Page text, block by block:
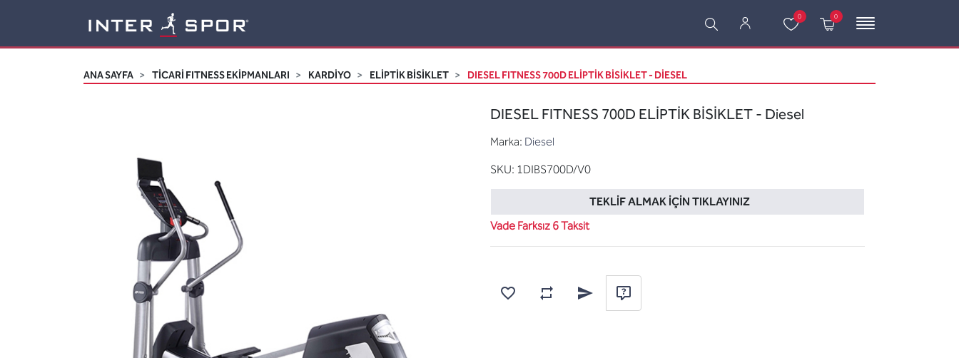
0 0
ANA SAYFA TİCARİ FITNESS EKİPMANLARI KARDİYO ELIPTIK BISIKLET DIESEL FITNESS 700D ELİPTİK BİSİKLET - DIESEL
DIESEL FITNESS 700D ELİPTİK BİSİKLET - Diesel
Marka: Diesel
SKU: 1DIBS700D/V0
TEKLIF ALMAK İÇIN TIKLAYINIZ
Vade Farksız 6 Taksit
Favorilere ekle
Karşılaştırma listesine ekle
Arkadaşına e-posta ile gönder
Soru sor